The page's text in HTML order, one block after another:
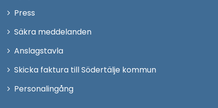
Press
fönster
Säkra meddelanden
Anslagstavla
Skicka faktura till Södertälje kommun
PersonalingångÖppna